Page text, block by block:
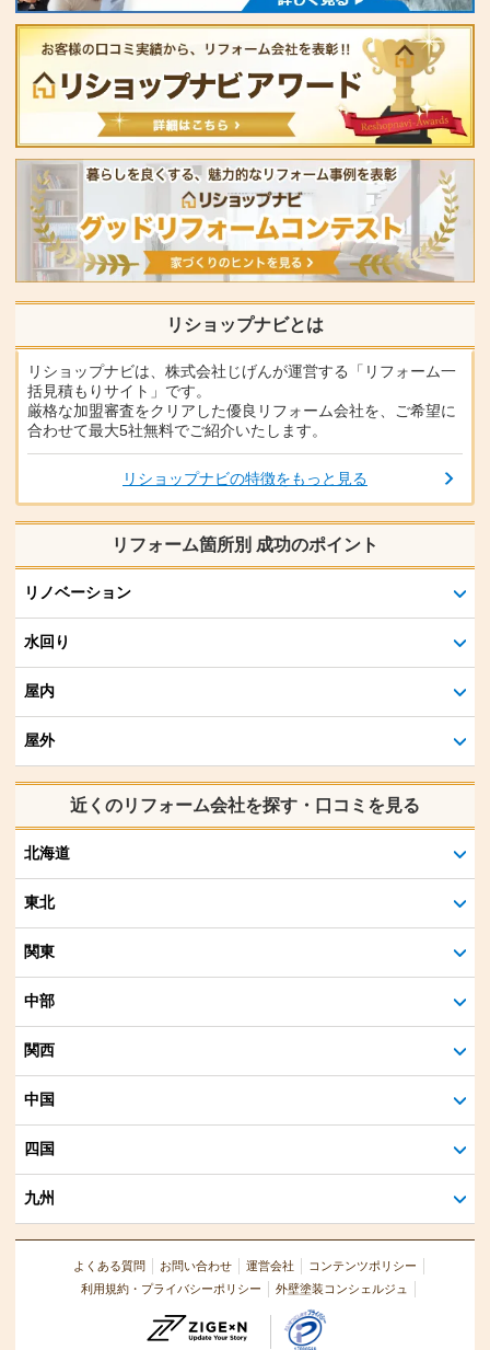
リショップナビとは
リショップナビは、株式会社じげんが運営する「リフォーム一
括見積もりサイト」です。
厳格な加盟審査をクリアした優良リフォーム会社を、ご希望に
合わせて最大5社無料でご紹介いたします。
リショップナビの特徴をもっと見る
リフォーム箇所別 成功のポイント
リノベーション
水回り
屋内
屋外
近くのリフォーム会社を探す・口コミを見る
北海道
東北
関東
中部
関西
中国
四国
九州
よくある質問 お問い合わせ 運営会社
コンテンツポリシー
利用規約・プライバシーポリシー
外壁塗装コンシェルジュ